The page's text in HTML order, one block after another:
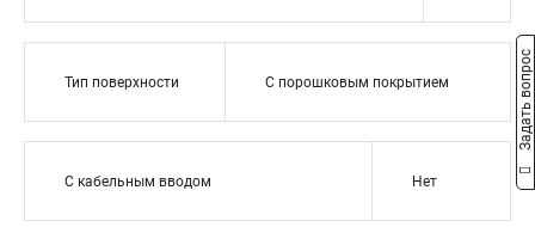
Тип поверхности С порошковым покрытием
С кабельным вводом Нет
Задать вопрос